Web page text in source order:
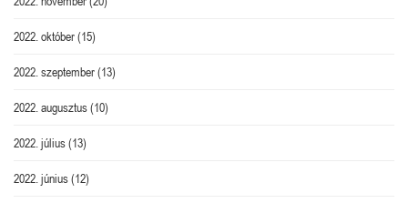
2022. október(15)
2022. szeptember(13)
2022. augusztus(10)
2022. július(13)
2022. június(12)